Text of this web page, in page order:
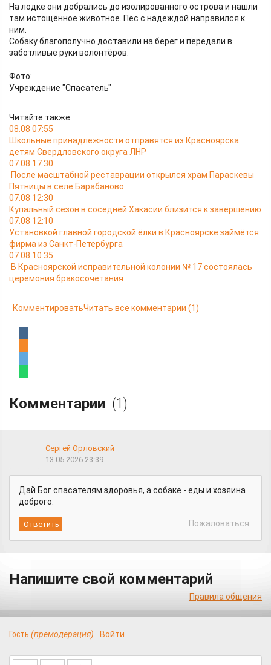
На лодке они добрались до изолированного острова и нашли
там истощённое животное. Пёс с надеждой направился к
ним.
Собаку благополучно доставили на берег и передали в
заботливые руки волонтёров.
Фото:
Учреждение "Спасатель"
Читайте также
08.08 07:55
Школьные принадлежности отправятся из Красноярска
детям Свердловского округа ЛНР
07.08 17:30
После масштабной реставрации открылся храм Параскевы
Пятницы в селе Барабаново
07.08 12:30
Купальный сезон в соседней Хакасии близится к завершению
07.08 12:10
Установкой главной городской ёлки в Красноярске займётся
фирма из Санкт-Петербурга
07.08 10:35
В Красноярской исправительной колонии № 17 состоялась
церемония бракосочетания
КомментироватьЧитать все комментарии (1)
Комментарии (1)
Сергей Орловский
13.05.2026 23:39
Дай Бог спасателям здоровья, а собаке - еды и хозяина
доброго.
Пожаловаться
Напишите свой комментарий
Правила общения
Гость (премодерация) Войти